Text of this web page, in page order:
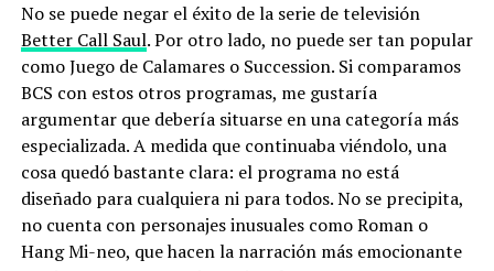
No se puede negar el éxito de la serie de televisión
Better Call Saul. Por otro lado, no puede ser tan popular
como Juego de Calamares o Succession. Si comparamos
BCS con estos otros programas, me gustaría
argumentar que debería situarse en una categoría más
especializada. A medida que continuaba viéndolo, una
cosa quedó bastante clara: el programa no está
diseñado para cualquiera ni para todos. No se precipita,
no cuenta con personajes inusuales como Roman o
Hang Mi-neo, que hacen la narración más emocionante